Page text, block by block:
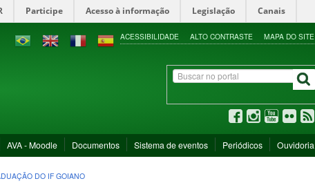
Participe Acesso à informação Legislação Canais
ACESSIBILIDADE ALTO CONTRASTE MAPA DO SITE
AVA - Moodle Documentos Sistema de eventos Periódicos Ouvidoria
DO IF GOIANO